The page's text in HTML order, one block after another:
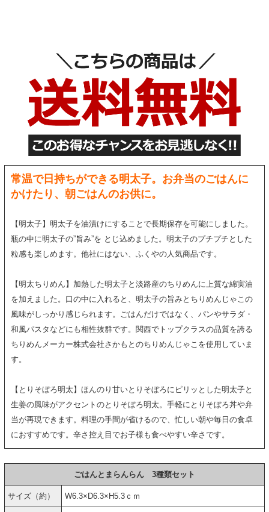
常温で日持ちができる明太子。お弁当のごはんに
かけたり、朝ごはんのお供に。
【明太子】明太子を油漬けにすることで長期保存を可能にしました。
瓶の中に明太子の”旨み”を とじ込めました。明太子のプチプチとした
粒感も楽しめます。他社にはない、ふくやの人気商品です。
【明太ちりめん】加熱した明太子と淡路産のちりめんに上質な綿実油
を加えました。口の中に入れると、明太子の旨みとちりめんじゃこの
風味がしっかり感じられます。ごはんだけではなく、パンやサラダ・
和風パスタなどにも相性抜群です。関西でトップクラスの品質を誇る
ちりめんメーカー株式会社さかもとのちりめんじゃこを使用していま
す。
【とりそぼろ明太】ほんのり甘いとりそぼろにピリッとした明太子と
生姜の風味がアクセントのとりそぼろ明太。手軽にとりそぼろ丼や弁
当が再現できます。料理の手間が省けるので、忙しい朝や毎日の食卓
におすすめです。辛さ控え目でお子様も食べやすい辛さです。
ごはんとまらんらん 3種類セット
サイズ（約） W6.3×D6.3×H5.3ｃｍ